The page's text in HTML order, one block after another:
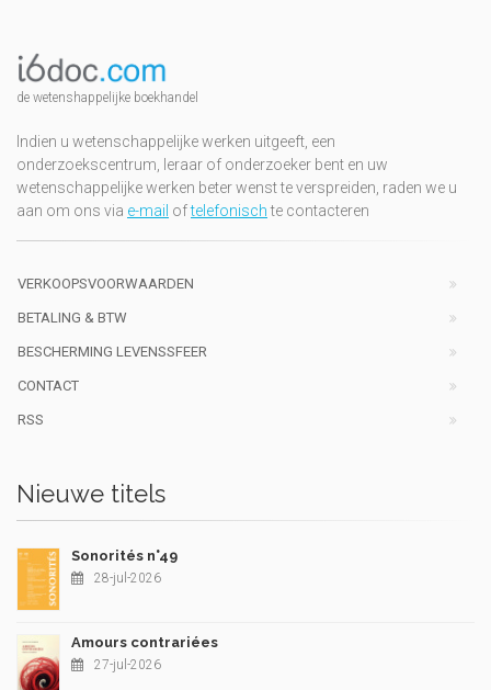
de wetenshappelijke boekhandel
Indien u wetenschappelijke werken uitgeeft, een
onderzoekscentrum, leraar of onderzoeker bent en uw
wetenschappelijke werken beter wenst te verspreiden, raden we u
aan om ons via e-mail oftelefonischte contacteren
VERKOOPSVOORWAARDEN
BETALING & BTW
BESCHERMING LEVENSSFEER
CONTACT
RSS
Nieuwe titels
Sonorités n°49
28-jul-2026
Amours contrariées
27-jul-2026